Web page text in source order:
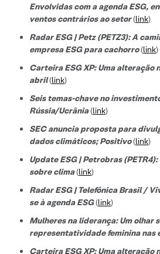
Envolvidas com a agenda ESG,
ventos contrários ao setor(link)
Radar ESG | Petz (PETZ3): A
empresa ESG para cachorro(link)
Carteira ESG XP: Uma alteração
abril(link)
Seis temas-chave no
Rússia/Ucrânia(link)
SEC anuncia proposta para
dados climáticos; Positivo(link)
Update ESG | Petrobras
sobre clima(link)
Radar ESG | Telefônica Brasil /
se à agenda ESG(link)
Mulheres na liderança: Um olhar
representatividade feminina nas
Carteira ESG XP: Uma alteração